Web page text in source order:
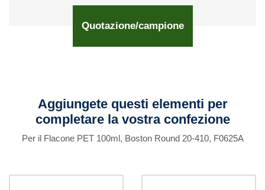
Quotazione/campione
Aggiungete questi elementi per
completare la vostra confezione
Per il Flacone PET 100ml, Boston Round 20-410, F0625A